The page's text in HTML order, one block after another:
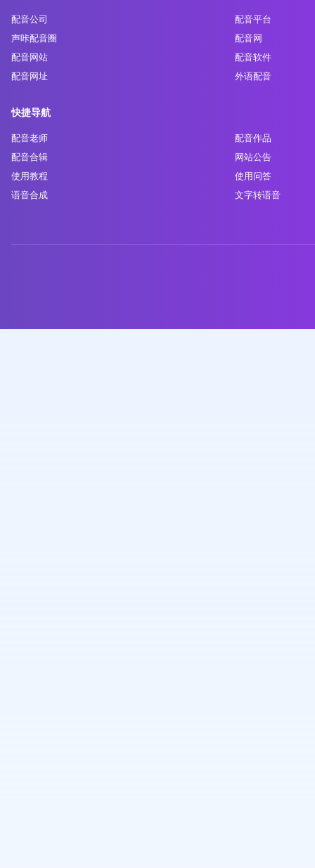
配音公司
配音平台
声咔配音圈
配音网
配音网站
配音软件
配音网址
外语配音
快捷导航
配音老师
配音作品
配音合辑
网站公告
使用教程
使用问答
语音合成
文字转语音